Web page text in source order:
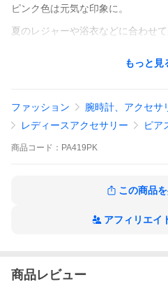
ピンク色は元気な印象に。
夏のレジャーや浴衣などに合わせ
サイズ：約縦30×横8mm
素 材：ピューター
※注意※
作りとなっております。
また、着用後の返品は承りかねま
☆雑誌・メディアで話題☆
もっと見
ファッション
腕時計、アクセサ
レディースアクセサリー
ピア
商品 コード： PA419PK
この商品
アフィリエイ
商品レビュー